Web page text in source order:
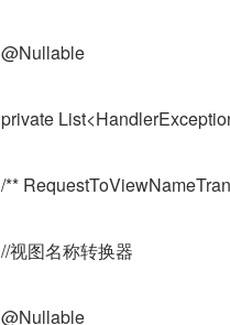
@Nullable
private
/**
//视图名称转换器
@Nullable